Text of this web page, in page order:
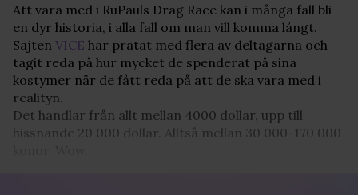
Att vara med i RuPauls Drag Race kan i många fall bli
en dyr historia, i alla fall om man vill komma långt.
Sajten VICE har pratat med flera av deltagarna och
tagit reda på hur mycket de spenderat på sina
kostymer när de fått reda på att de ska vara med i
realityn.
Det handlar från allt mellan 4000 dollar, upp till
hissnande 20 000 dollar. Alltså mellan 30 000-170 000